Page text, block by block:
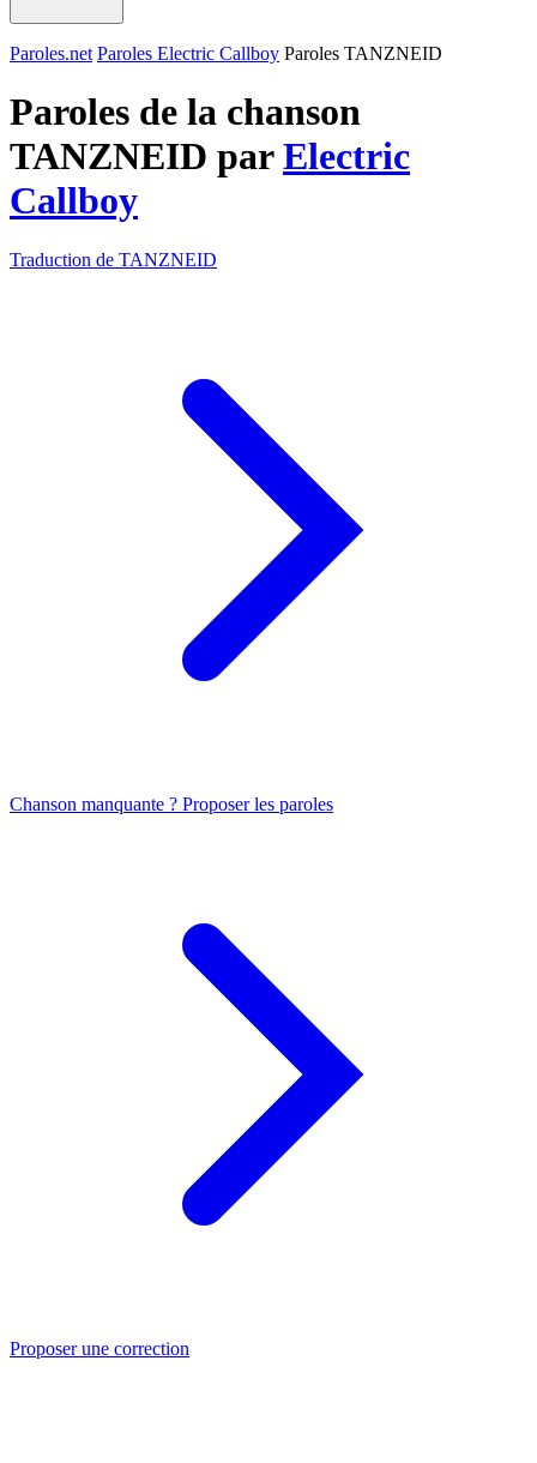
Paroles.net Paroles Electric Callboy Paroles TANZNEID
Paroles de la chanson
TANZNEID parElectric
Callboy
Traduction de TANZNEID
Chanson manquante ? Proposer les paroles
Proposer une correction